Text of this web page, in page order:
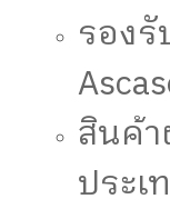
รอง
สินค้า
ประเ